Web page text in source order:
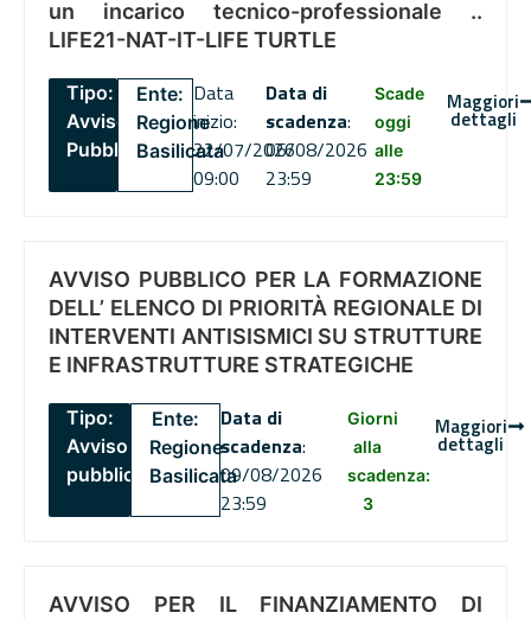
un incarico tecnico-professionale ..
LIFE21-NAT-IT-LIFE TURTLE
Tipo:
Avviso
Pubblico
Ente:
Regione
Basilicata
Data
inizio:
22/07/2026
09:00
Data di
scadenza:
06/08/2026
23:59
Scade
oggi
alle
23:59
Maggiori
dettagli
AVVISO PUBBLICO PER LA FORMAZIONE
DELL’ ELENCO DI PRIORITÀ REGIONALE DI
INTERVENTI ANTISISMICI SU STRUTTURE
E INFRASTRUTTURE STRATEGICHE
Tipo:
Avviso
pubblico
Ente:
Regione
Basilicata
Data di
scadenza:
09/08/2026
23:59
Giorni
alla
scadenza:
3
Maggiori
dettagli
AVVISO PER IL FINANZIAMENTO DI